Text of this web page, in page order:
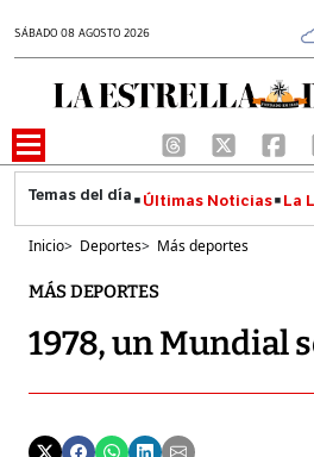
SÁBADO 08 AGOSTO 2026
Últimas Noticias La
Inicio> Deportes> Más deportes
MÁS DEPORTES
1978, un Mundial